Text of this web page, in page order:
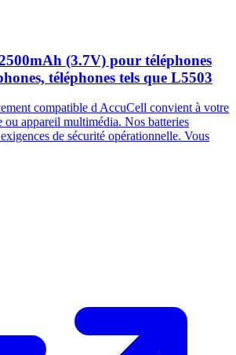
(3.7V) pour téléphones
téléphones tels que L5503
compatible d AccuCell convient à votre
ou appareil multimédia. Nos batteries
de sécurité opérationnelle. Vous